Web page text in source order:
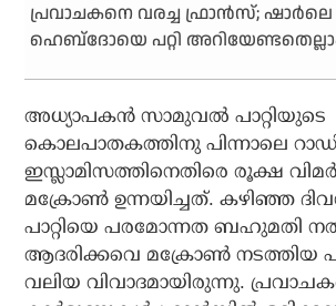
പ്രവാചകനെ വരച്ച ഫ്രാന്‍സ്; ഷാര്‍ലെ
ഹെബ്‌ദോയെ പറ്റി
അധ്യാപകന്‍ സാമുവല്‍ പാറ്റിയുടെ
കൊലപാതകത്തിനു പിന്നാലെ
ഇസ്ലാമിസത്തിനെതിരെ രൂക്ഷ
മക്രോണ്‍ ഉന്നയിച്ചത്. കഴിഞ്ഞ
പാറ്റിയെ പരമോന്നത ബഹുമതി
ആദരിക്കവെ മക്രോണ്‍ നടത്തിയ
വലിയ വിവാദമായിരുന്നു.